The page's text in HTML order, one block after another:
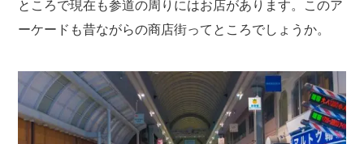
ところで現在も参道の周りにはお店があります。このア
ーケードも昔ながらの商店街ってところでしょうか。